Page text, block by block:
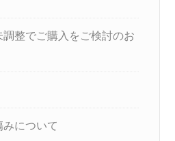
整でご購入をご検討のお
について